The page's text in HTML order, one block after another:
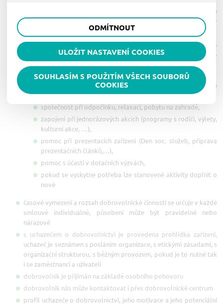
Dotace z ESF
Pro zájemce o výkon praxe
Pro zájemce o dobrovolnictví
Pro zájemce o stáž
Informace o označování alergenů
činnost dobrovolníka navazuje na aktivity DR a probíhá tak, aby
nenarušovala program poskytované péče, vychází z představ
dobrovolníka a potřeb organizace
předpokladem pro činnost dobrovolníka je dospělý věk,
bezúhonnost, kladný vztah k dětem, klidný a trpělivý přístup,
zodpovědnost, komunikativnost, uspokojivý zdravotní stav
dobrovolník může být přijímán za účelem:
doprovodu při přesunech ve vnitřním či venkovním
prostředí,
společnost při odpočinku, relaxaci, pobytu na zahradě,
zapojení při jednorázových akcích (programy s rodiči, výlety,
kulturní akce, …),
pomoc při prezentacích zařízení (Den soc. služeb, příprava
prezentačních článků,…),
pomoc s účastí v dotačních výzvách,
pokud se vyskytne potřeba lze stanovené aktivity doplnit o
nové
časové vymezení a rozsah dobrovolnické činnosti se určuje v každé
smlouvě individuálně, působení může být pravidelné nebo
nárazové
s uchazečem o dobrovolnictví je provedena prohlídka zařízení,
uchazeč je seznámen s posláním organizace, s etickými zásadami, s
organizační strukturou, s běžným provozem, pokud je to nutné tak
i se zaměstnanci a uživateli
dobrovolník je přijímán na základě osobního pohovoru
dobrovolník nás může kontaktovat i přes dobrovolnické centrum
profil uchazeče o dobrovolnictví, jeho motivace a jeho potenciální
marketingové kampaně.
ODMÍTNOUT
ULOŽIT NASTAVENÍ COOKIES
SOUHLASÍM S POUŽITÍM VŠECH SOUBORŮ
COOKIES